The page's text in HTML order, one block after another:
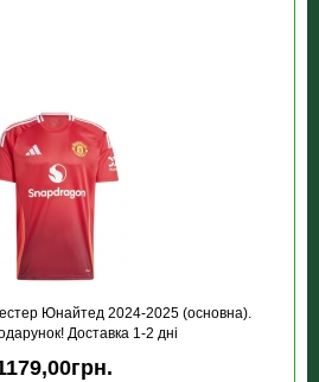
Юнайтед 2024-2025 (основна).
Доставка 1-2 дні